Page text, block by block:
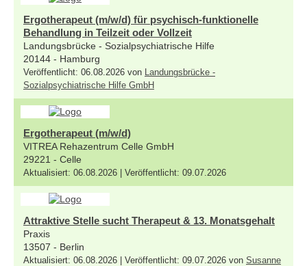
Ergotherapeut (m/w/d) für psychisch-funktionelle
Behandlung in Teilzeit oder Vollzeit
Landungsbrücke - Sozialpsychiatrische Hilfe
20144 - Hamburg
Veröffentlicht: 06.08.2026 von
Landungsbrücke -
Sozialpsychiatrische Hilfe GmbH
Ergotherapeut (m/w/d)
VITREA Rehazentrum Celle GmbH
29221 - Celle
Aktualisiert: 06.08.2026 | Veröffentlicht: 09.07.2026
Attraktive Stelle sucht Therapeut & 13. Monatsgehalt
Praxis
13507 - Berlin
Aktualisiert: 06.08.2026 | Veröffentlicht: 09.07.2026 von Susanne